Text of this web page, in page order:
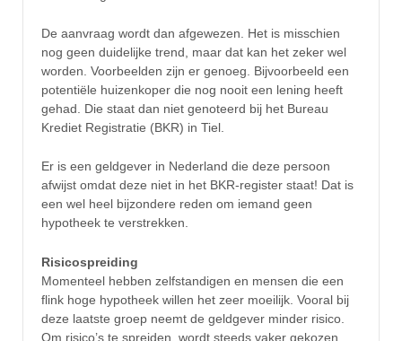
De aanvraag wordt dan afgewezen. Het is misschien
nog geen duidelijke trend, maar dat kan het zeker wel
worden. Voorbeelden zijn er genoeg. Bijvoorbeeld een
potentiële huizenkoper die nog nooit een lening heeft
gehad. Die staat dan niet genoteerd bij het Bureau
Krediet Registratie (BKR) in Tiel.
Er is een geldgever in Nederland die deze persoon
afwijst omdat deze niet in het BKR-register staat! Dat is
een wel heel bijzondere reden om iemand geen
hypotheek te verstrekken.
Risicospreiding
Momenteel hebben zelfstandigen en mensen die een
flink hoge hypotheek willen het zeer moeilijk. Vooral bij
deze laatste groep neemt de geldgever minder risico.
Om risico’s te spreiden, wordt steeds vaker gekozen